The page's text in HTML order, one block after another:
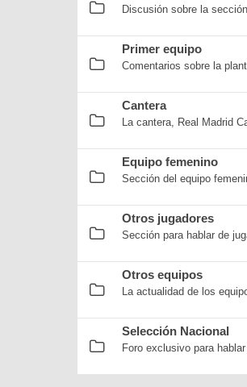
Discusión sobre la
Primer equipo
Comentarios sobre la
Cantera
La cantera, Real Madrid
Equipo femenino
Sección del equipo
Otros jugadores
Sección para hablar de
Otros equipos
La actualidad de los
Selección Nacional
Foro exclusivo para